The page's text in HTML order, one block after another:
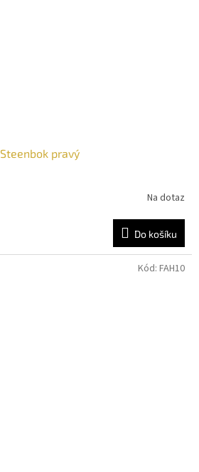
Steenbok pravý
Na dotaz
Do košíku
Kód: FAH10